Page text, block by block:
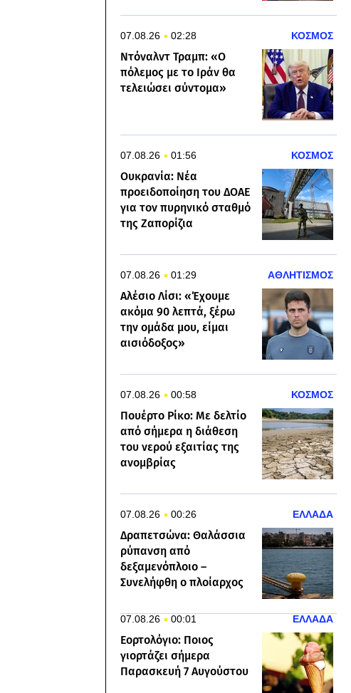
07.08.26 02:28 ΚΟΣΜΟΣ
Ντόναλντ Τραμπ: «Ο
πόλεμος με το Ιράν θα
τελειώσει σύντομα»
07.08.26 01:56 ΚΟΣΜΟΣ
Ουκρανία: Νέα
προειδοποίηση του ΔΟΑΕ
για τον πυρηνικό σταθμό
της Ζαπορίζια
07.08.26 01:29 ΑΘΛΗΤΙΣΜΟΣ
Αλέσιο Λίσι: «Έχουμε
ακόμα 90 λεπτά, ξέρω
την ομάδα μου, είμαι
αισιόδοξος»
07.08.26 00:58 ΚΟΣΜΟΣ
Πουέρτο Ρίκο: Με δελτίο
από σήμερα η διάθεση
του νερού εξαιτίας της
ανομβρίας
07.08.26 00:26 ΕΛΛΑΔΑ
Δραπετσώνα: Θαλάσσια
ρύπανση από
δεξαμενόπλοιο –
Συνελήφθη ο πλοίαρχος
07.08.26 00:01 ΕΛΛΑΔΑ
Εορτολόγιο: Ποιος
γιορτάζει σήμερα
Παρασκευή 7 Αυγούστου